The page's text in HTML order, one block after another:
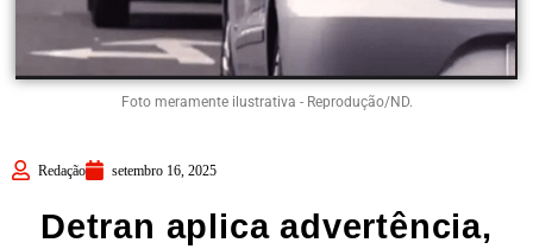
Foto meramente ilustrativa - Reprodução/ND.
Redação setembro 16, 2025
Detran aplica advertência,